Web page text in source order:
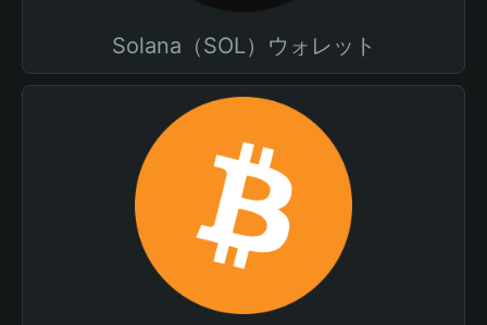
Solana（SOL）ウォレット